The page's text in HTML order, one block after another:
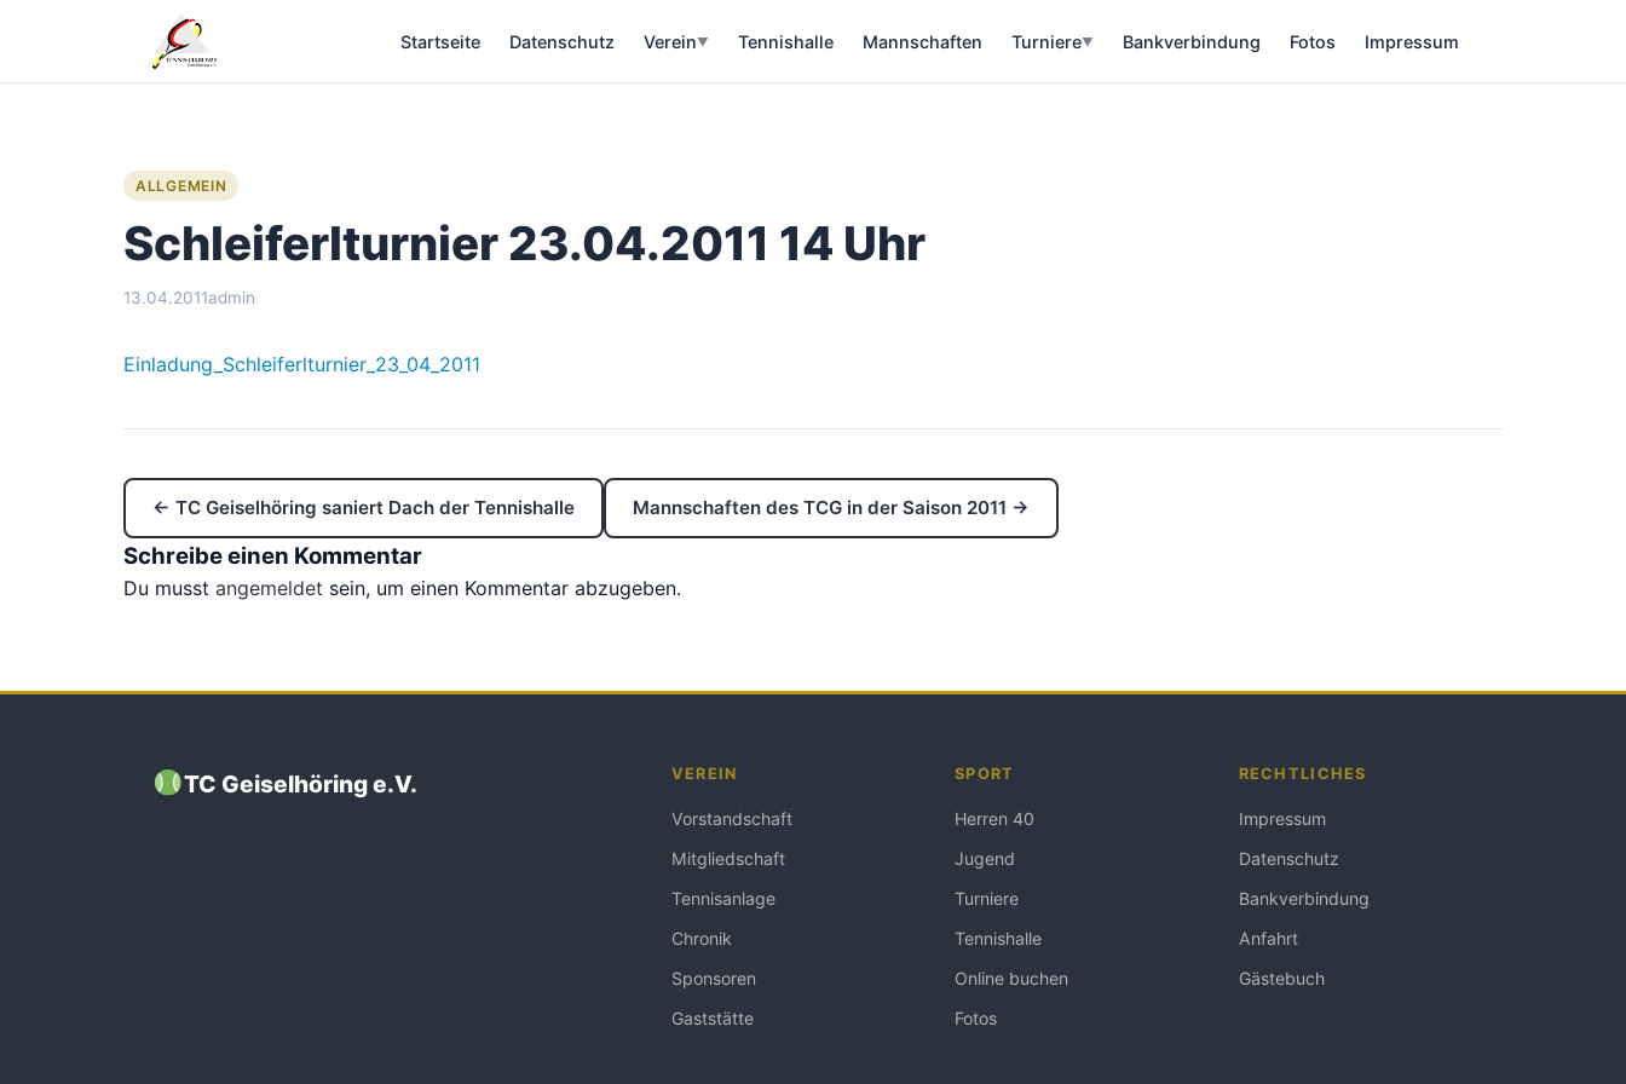
Startseite Datenschutz Verein▼ Tennishalle Mannschaften Turniere▼ Bankverbindung Fotos Impressum
ALLGEMEIN
Schleiferlturnier 23.04.2011 14 Uhr
13.04.2011admin
Einladung_Schleiferlturnier_23_04_2011
← TC Geiselhöring saniert Dach der Tennishalle Mannschaften des TCG in der Saison 2011 →
Schreibe einen Kommentar
Du musst angemeldet sein, um einen Kommentar abzugeben.
TC Geiselhöring e.V. VEREIN
Vorstandschaft
Mitgliedschaft
Tennisanlage
Chronik
Sponsoren
Gaststätte
SPORT
Herren 40
Jugend
Turniere
Tennishalle
Online buchen
Fotos
RECHTLICHES
Impressum
Datenschutz
Bankverbindung
Anfahrt
Gästebuch